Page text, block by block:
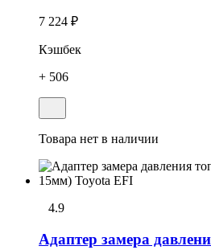
7 224 ₽
Кэшбек
+ 506
Товара нет в наличии
4.9
Адаптеp замера